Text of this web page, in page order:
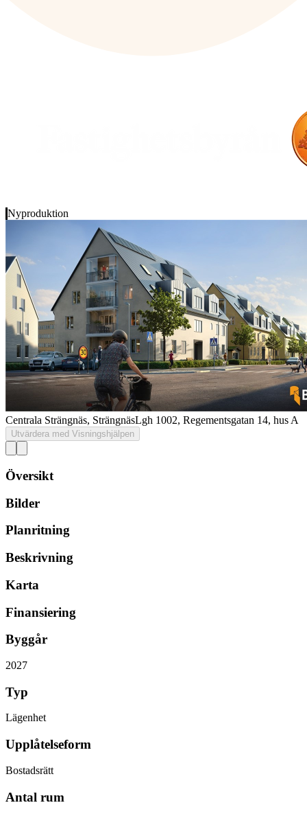
Nyproduktion
Centrala Strängnäs, SträngnäsLgh 1002, Regementsgatan 14, hus A
Utvärdera med Visningshjälpen
Översikt
Bilder
Planritning
Beskrivning
Karta
Finansiering
Byggår
2027
Typ
Lägenhet
Upplåtelseform
Bostadsrätt
Antal rum